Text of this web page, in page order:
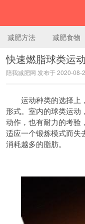
减肥方法 减肥食物
快速燃脂球类运
陪我减肥网 发布于 2020-08-
运动种类的选择上
形式。室内的球类运动
动作，也有耐力的考验
适应一个锻炼模式而失
消耗越多的脂肪。